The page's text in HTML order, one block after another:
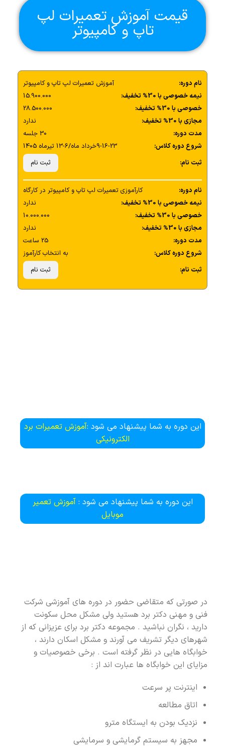
قیمت آموزش تعمیرات لپ
تاپ و کامپیوتر
نام دوره:
آموزش تعمیرات لپ تاپ و کامپیوتر
نیمه خصوصی با 30% تخفیف:
15.900.000
خصوصی با 30% تخفیف:
28.500.000
مجازی با 30% تخفیف:
ندارد
مدت دوره:
30 جلسه
شروع دوره کلاس:
9-16-23خرداد ماه/6-13 تیرماه 1405
ثبت نام:
ثبت نام
نام دوره:
کارآموزی تعمیرات لپ تاپ و کامپیوتر در کارگاه
نیمه خصوصی با 30% تخفیف:
ندارد
خصوصی با 30% تخفیف:
10.000.000
مجازی با 30% تخفیف:
ندارد
مدت دوره:
25 ساعت
شروع دوره کلاس:
به انتخاب کارآموز
ثبت نام:
ثبت نام
این دوره به شما پیشنهاد می شود :آموزش تعمیرات برد
الکترونیکی
این دوره به شما پیشنهاد می شود : آموزش تعمیر
موبایل
در صورتی که متقاضی حضور در دوره های آموزشی شرکت
فنی و مهنی دکتر برد هستید ولی مشکل محل سکونت
دارید ، نگران نباشید . مجموعه دکتر برد برای عزیزانی که از
شهرهای دیگر تشریف می آورند و مشکل اسکان دارند ،
خوابگاه هایی در نظر گرفته است . برخی خصوصیات و
مزایای این خوابگاه ها عبارت اند از :
اینترنت پر سرعت
اتاق مطالعه
نزدیک بودن به ایستگاه مترو
مجهز به سیستم گرمایشی و سرمایشی